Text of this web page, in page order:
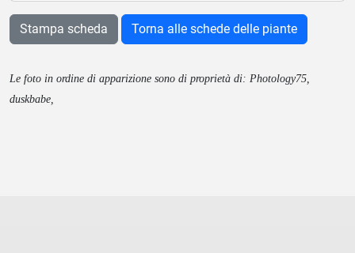
Stampa scheda Torna alle schede delle piante
Le foto in ordine di apparizione sono di proprietà di: Photology75,
duskbabe,